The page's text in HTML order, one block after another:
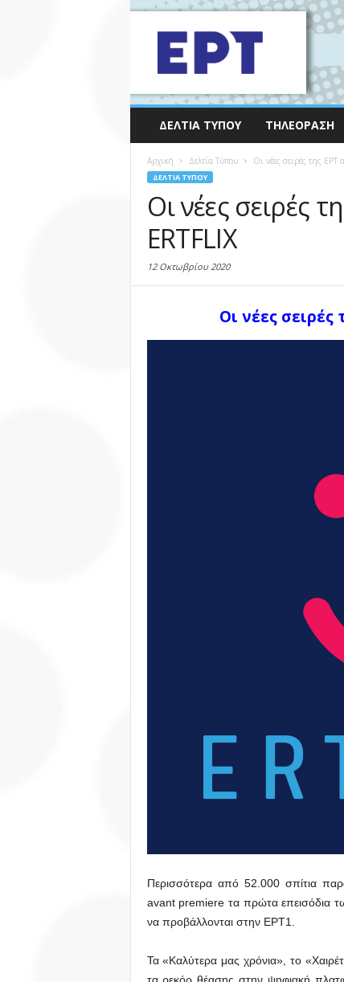
ΔΕΛΤΊΑ ΤΎΠΟΥ ΤΗΛΕΌΡΑΣΗ
Αρχική Δελτία Τύπου Οι νέες σειρές της ΕΡΤ
ΔΕΛΤΊΑ ΤΎΠΟΥ
Οι νέες σειρές
ERTFLIX
12 Οκτωβρίου 2020
Οι νέες σειρές
Περισσότερα από 52.000 σπίτια
avant premiere τα πρώτα επεισόδια
να προβάλλονται στην ΕΡΤ1.
Τα «Καλύτερα μας χρόνια», το